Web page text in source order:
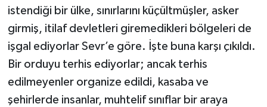
istendiği bir ülke, sınırlarını küçültmüşler, asker
girmiş, itilaf devletleri giremedikleri bölgeleri de
işgal ediyorlar Sevr’e göre. İşte buna karşı çıkıldı.
Bir orduyu terhis ediyorlar; ancak terhis
edilmeyenler organize edildi, kasaba ve
şehirlerde insanlar, muhtelif sınıflar bir araya